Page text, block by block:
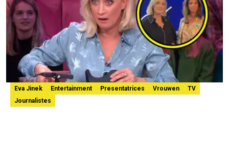
Eva Jinek Entertainment Presentatrices Vrouwen
TV
Journalistes